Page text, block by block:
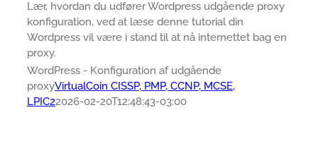
Lær, hvordan du udfører Wordpress udgående proxy
konfiguration, ved at læse denne tutorial din
Wordpress vil være i stand til at nå internettet bag en
proxy.
WordPress - Konfiguration af udgående
proxyVirtualCoin CISSP, PMP, CCNP, MCSE,
LPIC22026-02-20T12:48:43-03:00